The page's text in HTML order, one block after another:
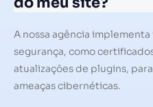
A nossa agência
segurança, como
atualizações de plugins,
ameaças cibernéticas.